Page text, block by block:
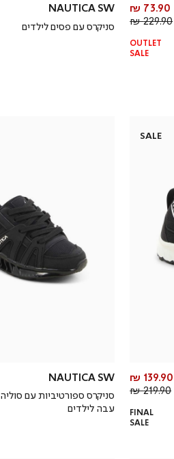
מחיר
מוצר
73.90 ₪
מחיר
229.90 ₪
OUTLET
SALE
NAUTICA SW
סניקרס עם פסים לילדים
SALE
מחיר
מוצר
139.90 ₪
מחיר
219.90 ₪
FINAL
SALE
NAUTICA SW
סניקרס ספורטיביות עם סוליה
עבה לילדים